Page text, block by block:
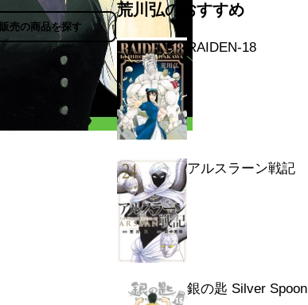
販売の商品を探す
荒川弘のおすすめ
RAIDEN-18
アルスラーン戦記
銀の匙 Silver Spoon